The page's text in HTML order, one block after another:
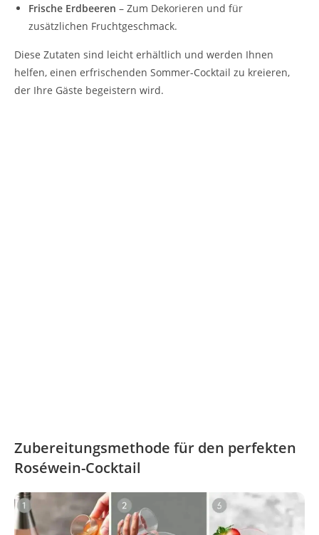
Frische Erdbeeren – Zum Dekorieren und für
zusätzlichen Fruchtgeschmack.
Diese Zutaten sind leicht erhältlich und werden Ihnen
helfen, einen erfrischenden Sommer-Cocktail zu kreieren,
der Ihre Gäste begeistern wird.
Zubereitungsmethode für den perfekten
Roséwein-Cocktail